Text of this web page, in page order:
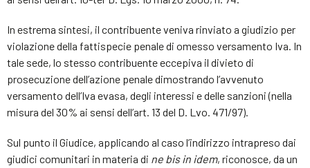
In estrema sintesi, il contribuente veniva rinviato a giudizio per
violazione della fattispecie penale di omesso versamento Iva. In
tale sede, lo stesso contribuente eccepiva il divieto di
prosecuzione dell’azione penale dimostrando l’avvenuto
versamento dell’Iva evasa, degli interessi e delle sanzioni (nella
misura del 30% ai sensi dell’art. 13 del D. Lvo. 471/97).
Sul punto il Giudice, applicando al caso l’indirizzo intrapreso dai
giudici comunitari in materia di ne bis in idem, riconosce, da un